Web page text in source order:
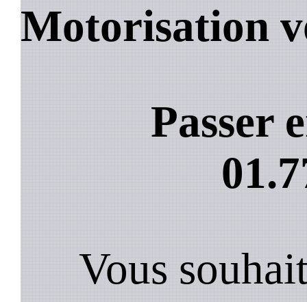
Motorisation
Passer
Vous